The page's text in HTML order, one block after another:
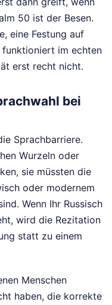
50 ist der Besen.
eine Festung auf
funktioniert im echten
erst recht nicht.
bei
Sprachbarriere.
Wurzeln oder
sie müssten die
oder modernem
Wenn Ihr Russisch
wird die Rezitation
statt zu einem
Menschen
haben, die korrekte